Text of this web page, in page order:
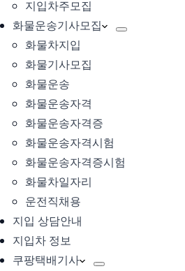
지입차주모집
화물운송기사모집
화물차지입
화물기사모집
화물운송
화물운송자격
화물운송자격증
화물운송자격시험
화물운송자격증시험
화물차일자리
운전직채용
지입 상담안내
지입차 정보
쿠팡택배기사